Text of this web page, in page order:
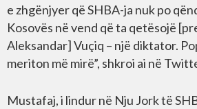
e zhgënjyer që SHBA-ja nuk po
Kosovës në vend që ta qetësojë
Aleksandar] Vuçiq – një diktator.
meriton më mirë”, shkroi ai në
Mustafaj, i lindur në Nju Jork të